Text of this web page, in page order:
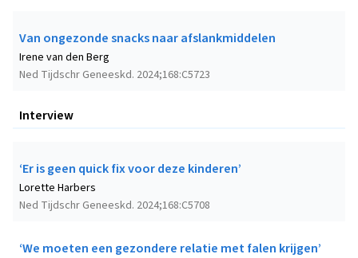
Van ongezonde snacks naar afslankmiddelen
Ned Tijdschr Geneeskd. 2024;168:C5723
Irene van den Berg
Interview
‘Er is geen quick fix voor deze kinderen’
Ned Tijdschr Geneeskd. 2024;168:C5708
Lorette Harbers
‘We moeten een gezondere relatie met falen krijgen’